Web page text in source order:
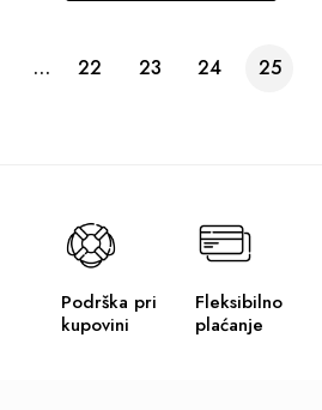
… 22 23 24 25
Podrška pri
kupovini
Fleksibilno
plaćanje